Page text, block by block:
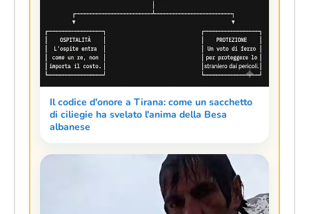
Il codice d'onore a Tirana: come un sacchetto
di ciliegie ha svelato l'anima della Besa
albanese